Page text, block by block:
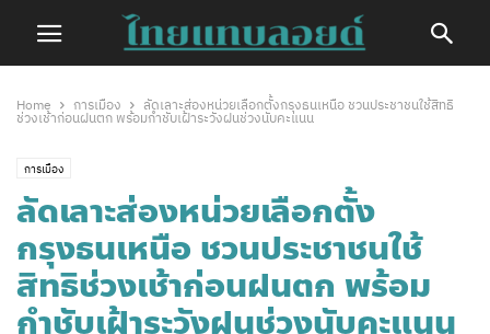
Home การเมือง
ลัดเลาะส่องหน่วยเลือกตั้งกรุงธนเหนือ ชวนประชาชนใช้สิทธิ
ช่วงเช้าก่อนฝนตก พร้อมกำชับเฝ้าระวังฝนช่วงนับคะแนน
การเมือง
ลัดเลาะส่องหน่วยเลือกตั้ง
กรุงธนเหนือ ชวนประชาชนใช้
สิทธิช่วงเช้าก่อนฝนตก พร้อม
กำชับเฝ้าระวังฝนช่วงนับคะแนน